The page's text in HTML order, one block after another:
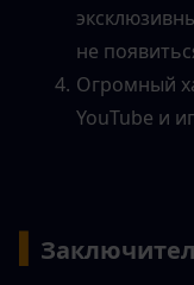
не
Огромный
YouTube и